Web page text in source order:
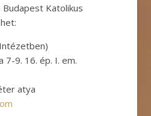
Katolikus
7-9. 16. ép. I. em.
atya